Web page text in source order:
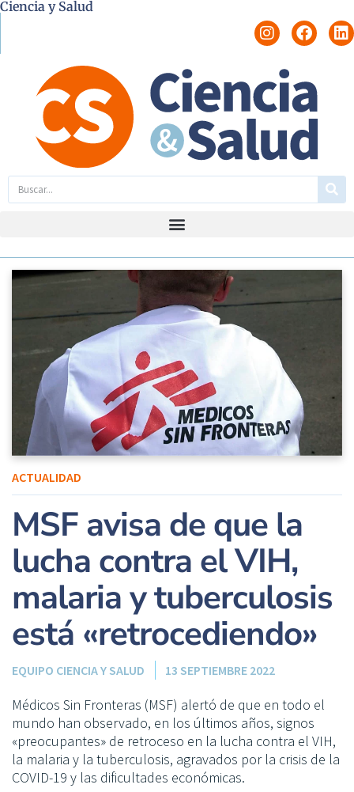
Ciencia y Salud
ACTUALIDAD
MSF avisa de que la
lucha contra el VIH,
malaria y tuberculosis
está «retrocediendo»
EQUIPO CIENCIA Y SALUD 13 SEPTIEMBRE 2022
Médicos Sin Fronteras (MSF) alertó de que en todo el
mundo han observado, en los últimos años, signos
«preocupantes» de retroceso en la lucha contra el VIH,
la malaria y la tuberculosis, agravados por la crisis de la
COVID-19 y las dificultades económicas.